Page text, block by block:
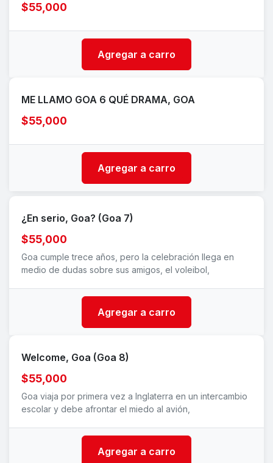
$55,000
Agregar a carro
ME LLAMO GOA 6 QUÉ DRAMA, GOA
$55,000
Agregar a carro
¿En serio, Goa? (Goa 7)
$55,000
Goa cumple trece años, pero la celebración llega en
medio de dudas sobre sus amigos, el voleibol,
Agregar a carro
Welcome, Goa (Goa 8)
$55,000
Goa viaja por primera vez a Inglaterra en un intercambio
escolar y debe afrontar el miedo al avión,
Agregar a carro